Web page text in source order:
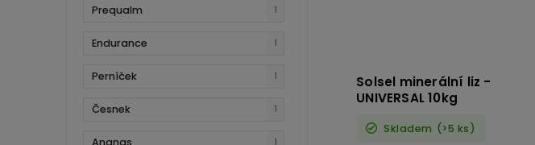
Prequalm 1
Endurance 1
Perníček 1
Česnek 1
Ananas 1
Solsel minerální liz -
UNIVERSAL 10kg
Skladem (>5 ks)